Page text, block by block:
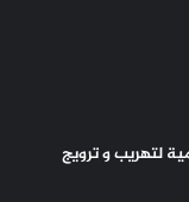
لتهريب و ترويج